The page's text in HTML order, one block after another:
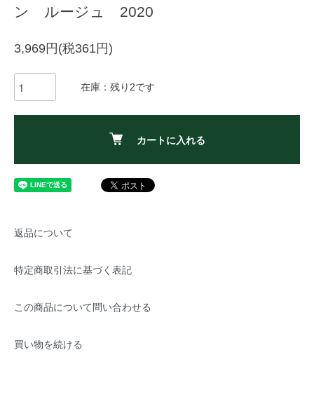
ン ルージュ 2020
3,969円(税361円)
在庫：残り2です
カートに入れる
返品について
特定商取引法に基づく表記
この商品について問い合わせる
買い物を続ける